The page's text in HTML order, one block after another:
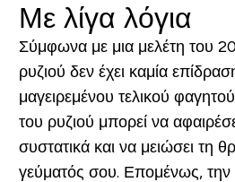
Με λίγα λόγια
Σύμφωνα με μια μελέτη του
ρυζιού δεν έχει καμία
μαγειρεμένου τελικού
του ρυζιού μπορεί να
συστατικά και να μειώσει τη
γεύματός σου. Επομένως,